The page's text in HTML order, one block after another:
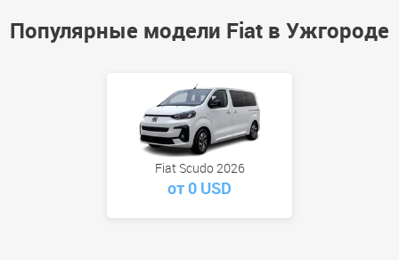
Популярные модели Fiat в Ужгороде
Fiat Scudo 2026
от 0 USD